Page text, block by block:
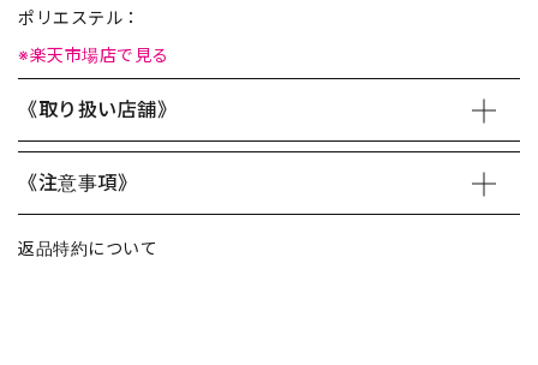
ポリエステル：
※楽天市場店で見る
《取り扱い店舗》
《注意事項》
返品特約について